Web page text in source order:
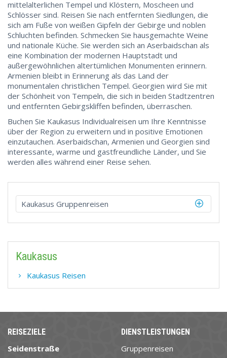
mittelalterlichen Tempel und Klöstern, Moscheen und
Schlösser sind. Reisen Sie nach entfernten Siedlungen, die
sich am Fuße von weißen Gipfeln der Gebirge und noblen
Schluchten befinden. Schmecken Sie hausgemachte Weine
und nationale Küche. Sie werden sich an Aserbaidschan als
eine Kombination der modernen Hauptstadt und
außergewöhnlichen altertümlichen Monumenten erinnern.
Armenien bleibt in Erinnerung als das Land der
monumentalen christlichen Tempel. Georgien wird Sie mit
der Schönheit von Tempeln, die sich in beiden Stadtzentren
und entfernten Gebirgskliffen befinden, überraschen.
Buchen Sie Kaukasus Individualreisen um Ihre Kenntnisse
über der Region zu erweitern und in positive Emotionen
einzutauchen. Aserbaidschan, Armenien und Georgien sind
interessante, warme und gastfreundliche Länder, und Sie
werden alles während einer Reise sehen.
Kaukasus Gruppenreisen
Kaukasus
Kaukasus Reisen
REISEZIELE
Seidenstraße
DIENSTLEISTUNGEN
Gruppenreisen